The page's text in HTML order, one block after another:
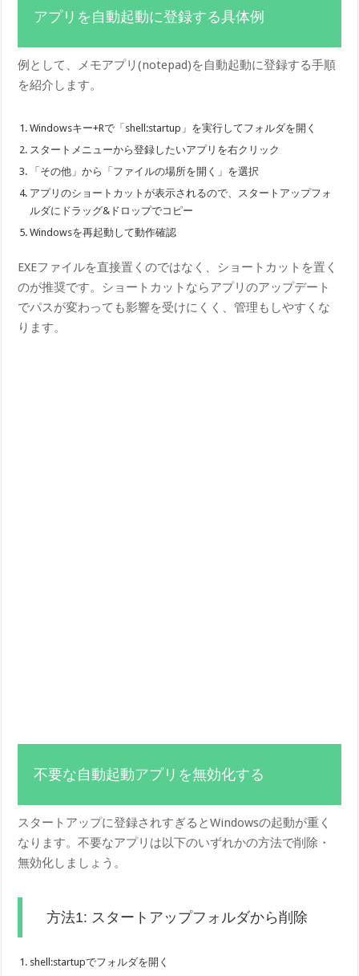
アプリを自動起動に登録する具体例
例として、メモアプリ(notepad)を自動起動に登録する手順
を紹介します。
Windowsキー+Rで「shell:startup」を実行してフォルダを開く
スタートメニューから登録したいアプリを右クリック
「その他」から「ファイルの場所を開く」を選択
アプリのショートカットが表示されるので、スタートアップフォ
ルダにドラッグ&ドロップでコピー
Windowsを再起動して動作確認
EXEファイルを直接置くのではなく、ショートカットを置く
のが推奨です。ショートカットならアプリのアップデート
でパスが変わっても影響を受けにくく、管理もしやすくな
ります。
不要な自動起動アプリを無効化する
スタートアップに登録されすぎるとWindowsの起動が重く
なります。不要なアプリは以下のいずれかの方法で削除・
無効化しましょう。
方法1: スタートアップフォルダから削除
shell:startupでフォルダを開く